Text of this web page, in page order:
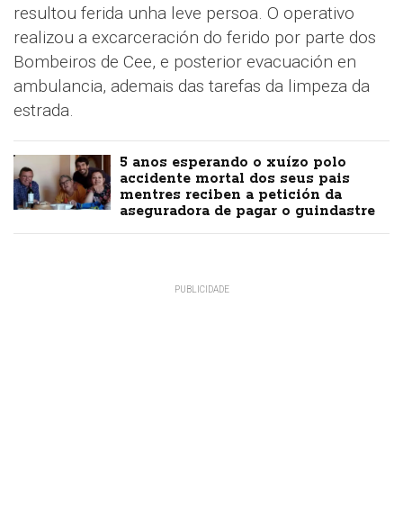
resultou ferida unha leve persoa. O operativo
realizou a excarceración do ferido por parte dos
Bombeiros de Cee, e posterior evacuación en
ambulancia, ademais das tarefas da limpeza da
estrada.
5 anos esperando o xuízo polo
accidente mortal dos seus pais
mentres reciben a petición da
aseguradora de pagar o guindastre